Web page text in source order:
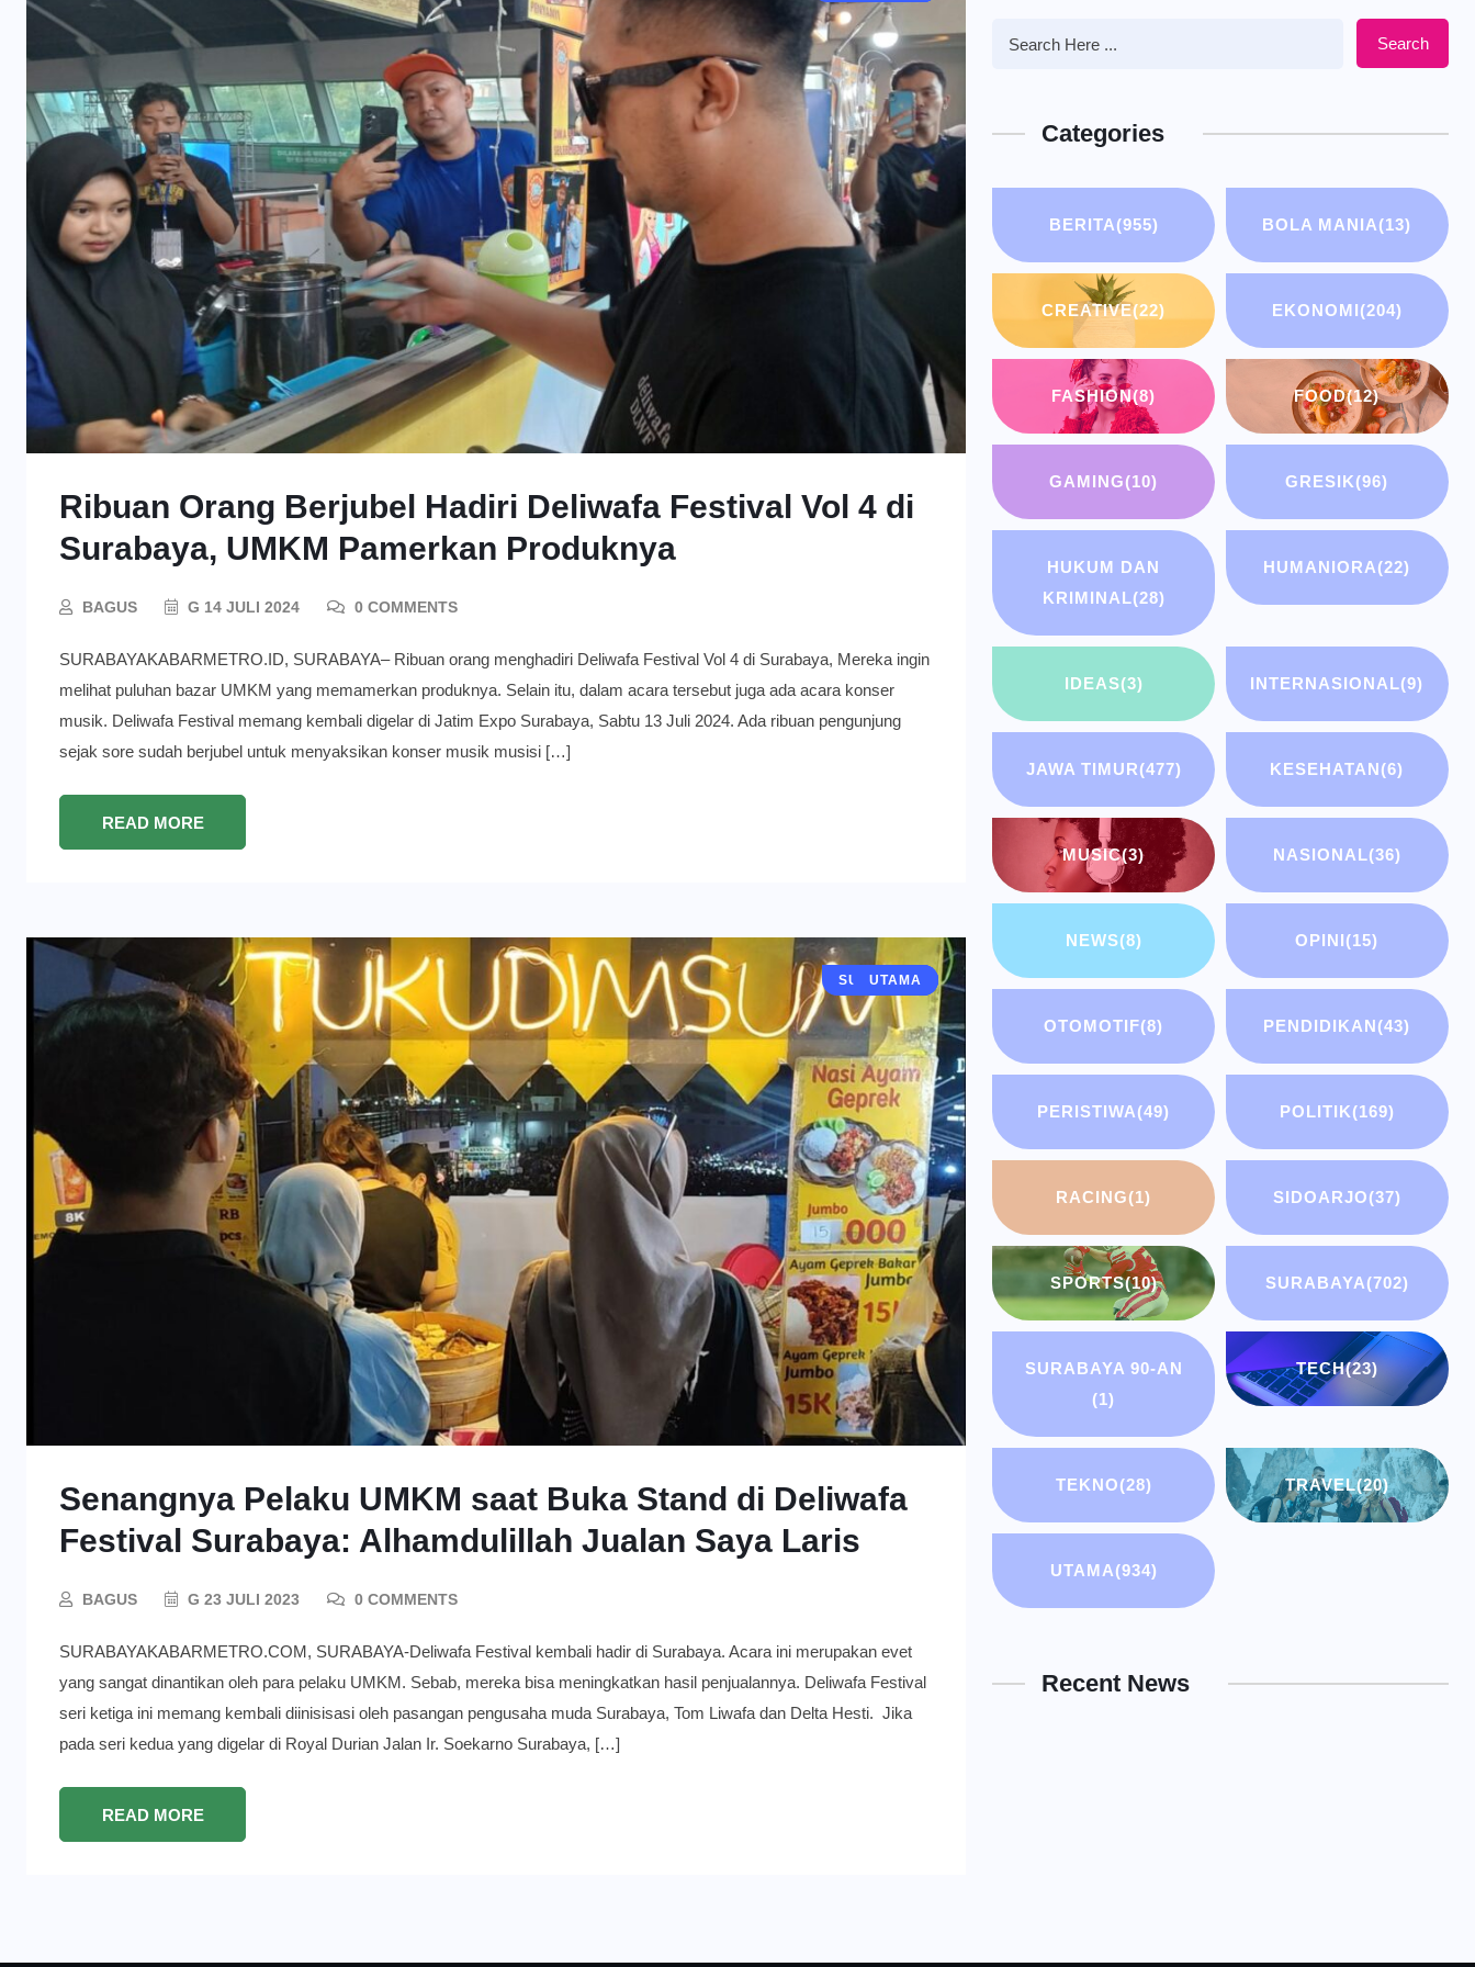
Ribuan Orang Berjubel Hadiri Deliwafa Festival Vol 4 di
Surabaya, UMKM Pamerkan Produknya
BAGUS G 14 JULI 2024 0 COMMENTS
SURABAYAKABARMETRO.ID, SURABAYA– Ribuan orang menghadiri Deliwafa Festival Vol 4 di Surabaya, Mereka ingin
melihat puluhan bazar UMKM yang memamerkan produknya. Selain itu, dalam acara tersebut juga ada acara konser
musik. Deliwafa Festival memang kembali digelar di Jatim Expo Surabaya, Sabtu 13 Juli 2024. Ada ribuan pengunjung
sejak sore sudah berjubel untuk menyaksikan konser musik musisi […]
READ MORE
BERITA
EKONOMI
SURABAYA
UTAMA
Senangnya Pelaku UMKM saat Buka Stand di Deliwafa
Festival Surabaya: Alhamdulillah Jualan Saya Laris
BAGUS G 23 JULI 2023 0 COMMENTS
SURABAYAKABARMETRO.COM, SURABAYA-Deliwafa Festival kembali hadir di Surabaya. Acara ini merupakan evet
yang sangat dinantikan oleh para pelaku UMKM. Sebab, mereka bisa meningkatkan hasil penjualannya. Deliwafa Festival
seri ketiga ini memang kembali diinisisasi oleh pasangan pengusaha muda Surabaya, Tom Liwafa dan Delta Hesti. Jika
pada seri kedua yang digelar di Royal Durian Jalan Ir. Soekarno Surabaya, […]
READ MORE
Search
Categories
BERITA(955) BOLA MANIA(13)
CREATIVE(22) EKONOMI(204)
FASHION(8) FOOD(12)
GAMING(10) GRESIK(96)
HUKUM DAN
KRIMINAL(28)
HUMANIORA(22)
IDEAS(3) INTERNASIONAL(9)
JAWA TIMUR(477) KESEHATAN(6)
MUSIC(3) NASIONAL(36)
NEWS(8) OPINI(15)
OTOMOTIF(8) PENDIDIKAN(43)
PERISTIWA(49) POLITIK(169)
RACING(1) SIDOARJO(37)
SPORTS(10) SURABAYA(702)
SURABAYA 90-AN
(1)
TECH(23)
TEKNO(28) TRAVEL(20)
UTAMA(934)
Recent News